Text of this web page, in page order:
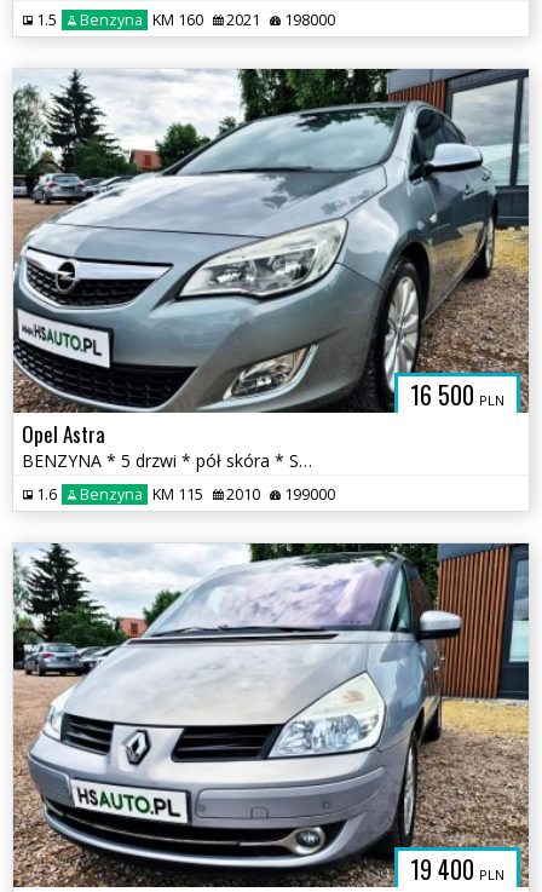
1.5 Benzyna KM 160 2021 198000
16 500 PLN
Opel Astra
BENZYNA * 5 drzwi * pół skóra * SUPER * OKAZJA * polecamy
1.6 Benzyna KM 115 2010 199000
19 400 PLN